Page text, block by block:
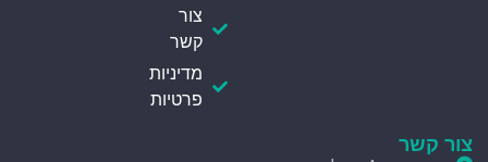
צור
קשר
מדיניות
פרטיות
צור קשר